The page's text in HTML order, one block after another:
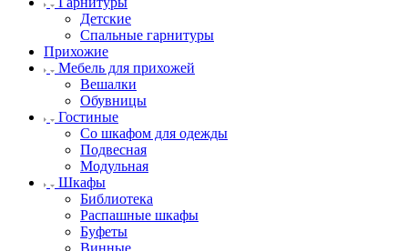
Детские
Спальные гарнитуры
Прихожие
Мебель для прихожей
Вешалки
Обувницы
Гостиные
Со шкафом для одежды
Подвесная
Модульная
Шкафы
Библиотека
Распашные шкафы
Буфеты
Винные